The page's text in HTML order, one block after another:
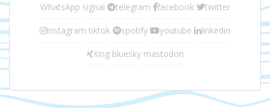
WhatsApp signal telegram facebook twitter
instagram tiktok spotify youtube linkedin
Xing bluesky mastodon